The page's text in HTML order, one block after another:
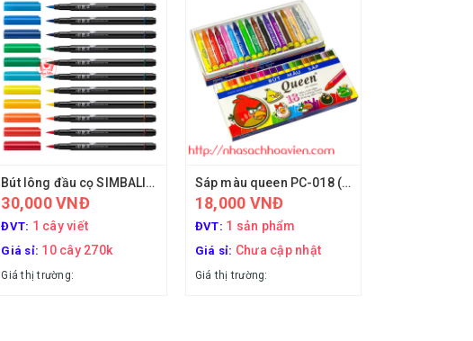
Bút lông đầu cọ SIMBALION Đài loan
30,000 VNĐ
ĐVT: 1 cây viết
Giá sỉ: 10 cây 270k
Giá thị trường:
Sáp màu queen PC-018 (18 màu)
18,000 VNĐ
ĐVT: 1 sản phẩm
Giá sỉ: Chưa cập nhật
Giá thị trường: